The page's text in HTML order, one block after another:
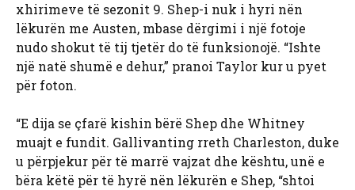
xhirimeve të sezonit 9. Shep-i nuk i hyri nën
lëkurën me Austen, mbase dërgimi i një fotoje
nudo shokut të tij tjetër do të funksionojë. “Ishte
një natë shumë e dehur,” pranoi Taylor kur u pyet
për foton.
“E dija se çfarë kishin bërë Shep dhe Whitney
muajt e fundit. Gallivanting rreth Charleston, duke
u përpjekur për të marrë vajzat dhe kështu, unë e
bëra këtë për të hyrë nën lëkurën e Shep, “shtoi